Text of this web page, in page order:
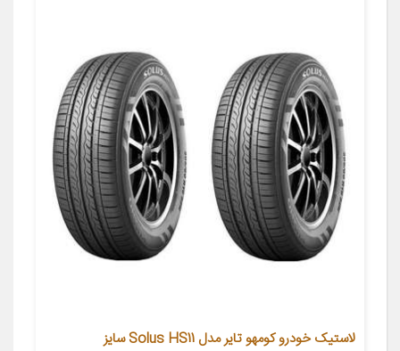
لاستیک خودرو کومهو تایر مدل Solus HS11 سایز